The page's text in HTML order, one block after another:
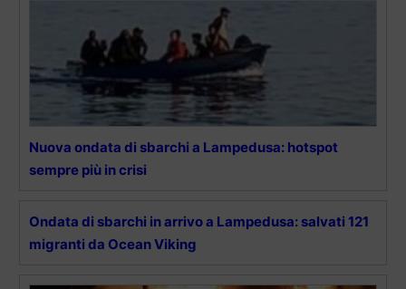
Nuova ondata di sbarchi a Lampedusa: hotspot
sempre più in crisi
Ondata di sbarchi in arrivo a Lampedusa: salvati 121
migranti da Ocean Viking